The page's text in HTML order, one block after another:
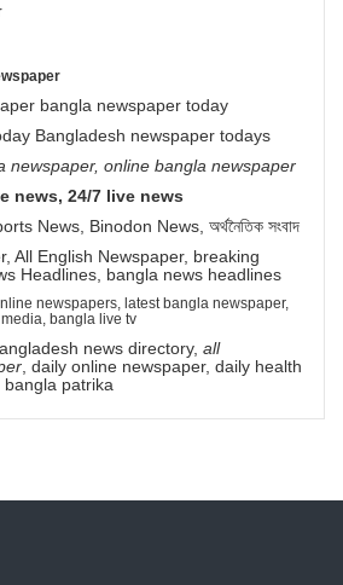
bangla newspaper today
Bangladesh newspaper todays
newspaper, online bangla newspaper
news, 24/7 live news
News, Binodon News, অর্থনৈতিক সংবাদ
All English Newspaper, breaking
Headlines, bangla news headlines
newspapers, latest bangla newspaper,
bangla live tv
news directory, all
, daily online newspaper, daily health
patrika